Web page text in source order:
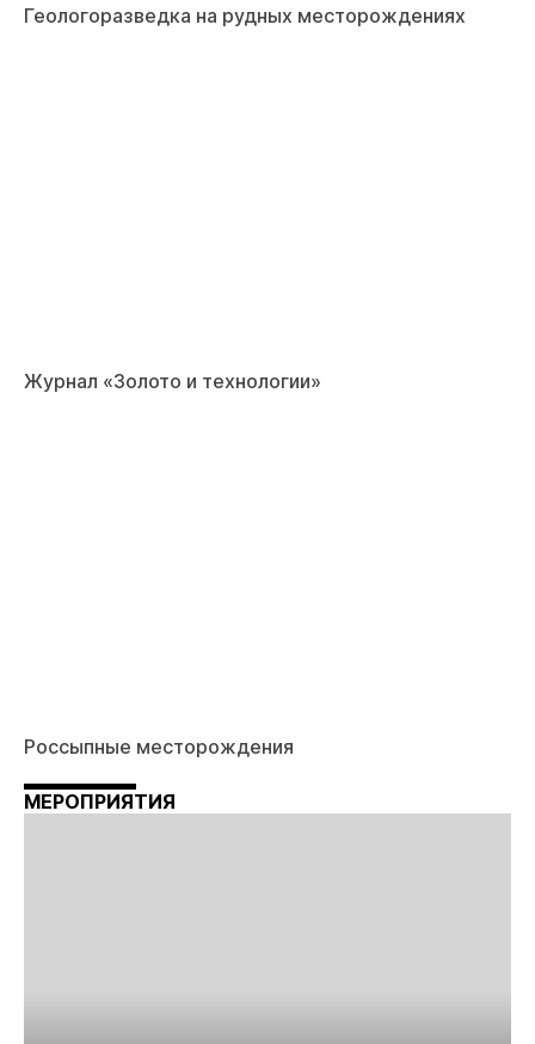
Геологоразведка на рудных месторождениях
Журнал «Золото и технологии»
Россыпные месторождения
МЕРОПРИЯТИЯ